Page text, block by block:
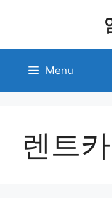
Menu
렌트